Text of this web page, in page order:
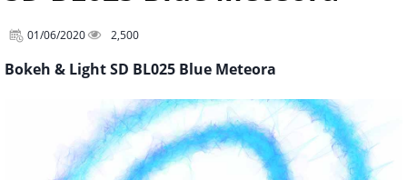
01/06/2020 2,500
Bokeh & Light SD BL025 Blue Meteora